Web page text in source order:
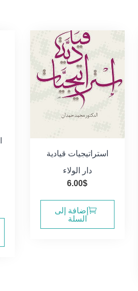
استراتيجيات قيادية
دار الولاء
6.00$
إضافة إلى
السلة